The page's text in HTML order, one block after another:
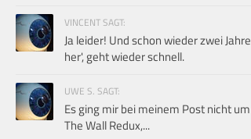
VINCENT SAGT:
Ja leider! Und schon wieder zwei Jahre
her', geht wieder schnell.
UWE S. SAGT:
Es ging mir bei meinem Post nicht um
The Wall Redux,...